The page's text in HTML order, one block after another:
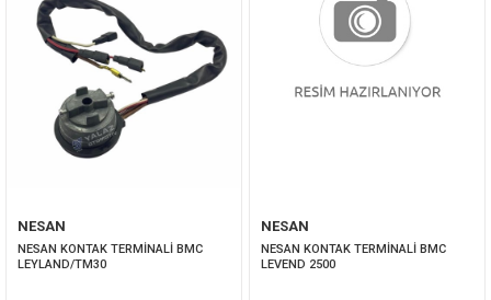
NESAN
NESAN KONTAK TERMİNALİ BMC
LEYLAND/TM30
NESAN
NESAN KONTAK TERMİNALİ BMC
LEVEND 2500